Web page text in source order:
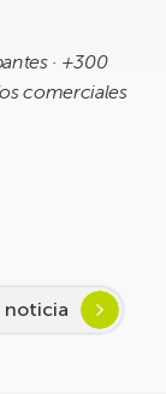
· +300
comerciales
noticia